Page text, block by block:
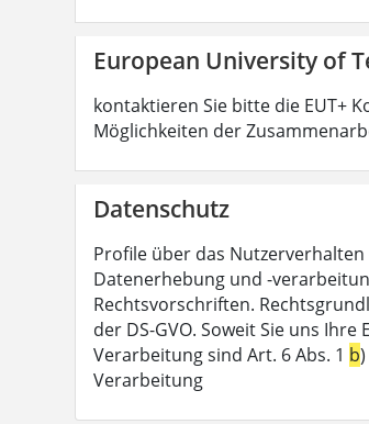
European University of
kontaktieren Sie bitte die EUT+
Möglichkeiten der
Datenschutz
Profile über das
Datenerhebung und -
Rechtsvorschriften.
der DS-GVO. Soweit Sie uns
Verarbeitung sind Art. 6 Abs. 1 b
Verarbeitung